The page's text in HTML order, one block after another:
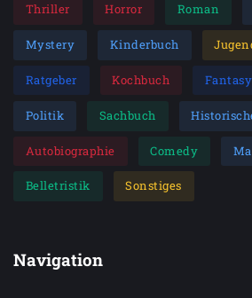
Thriller Horror Roman
Mystery Kinderbuch
Ratgeber Kochbuch Fantasy
Politik Sachbuch
Autobiographie Comedy
Belletristik Sonstiges
Navigation